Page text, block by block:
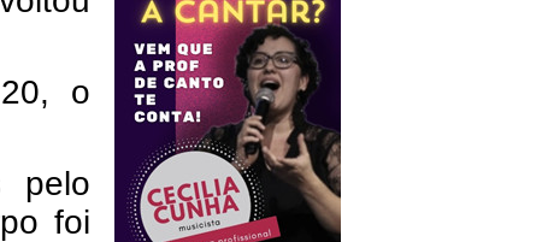
o
pelo
foi